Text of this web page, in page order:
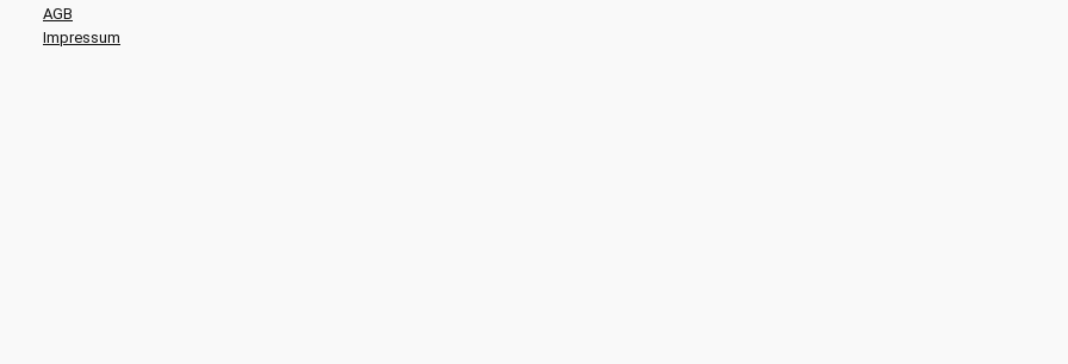
AGB
Impressum